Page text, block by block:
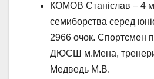
КОМОВ Станіслав – 4
семиборства серед
2966 очок. Спортсмен
ДЮСШ м.Мена, тренери
Медведь М.В.